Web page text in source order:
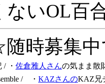
ないOL百
時募集
/ ・ 佐倉雅人さんの気まま散
/ ・ KAZさんのKAZ兄